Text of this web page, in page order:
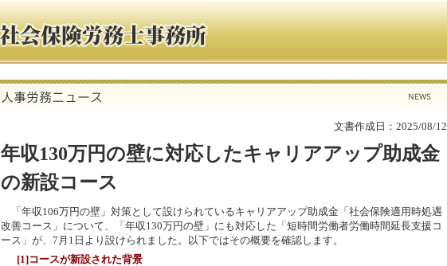
文書作成日：2025/08/12
年収130万円の壁に対応したキャリアアップ助成金
の新設コース
「年収106万円の壁」対策として設けられているキャリアアップ助成金「社会保険適用時処遇
改善コース」について、「年収130万円の壁」にも対応した「短時間労働者労働時間延長支援コ
ース」が、7月1日より設けられました。以下ではその概要を確認します。
[1]コースが新設された背景